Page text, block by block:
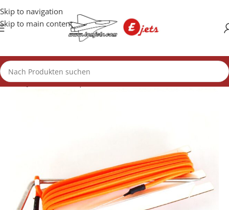
Skip to navigation
Skip to main content
Start/Jet Bausätze/Squall 70